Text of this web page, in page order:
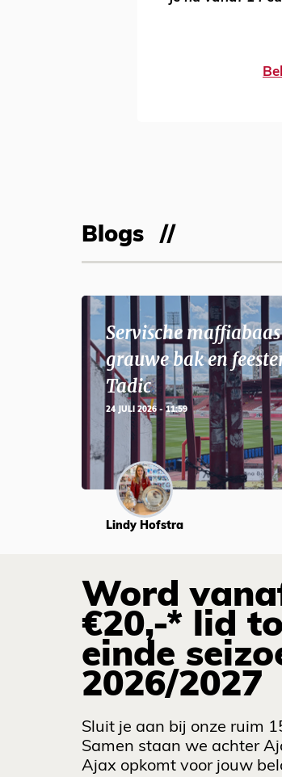
Blogs
Servische
grauwe bak en
Tadic
24 JULI 2026 - 11:59
Lindy Hofstra
Word
€20,-* lid
einde
2026/2027
Sluit je aan bij onze ruim
Samen staan we achter
Ajax opkomt voor jouw